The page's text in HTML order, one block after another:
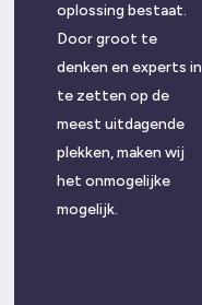
oplossing bestaat.
Door groot te
denken en experts in
te zetten op de
meest uitdagende
plekken, maken wij
het onmogelijke
mogelijk.